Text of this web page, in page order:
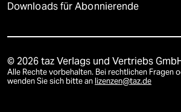
Downloads für Abonnierende
© 2026 taz Verlags und Vertriebs
Alle Rechte vorbehalten. Bei rechtlichen Fragen
wenden Sie sich bitte an lizenzen@taz.de